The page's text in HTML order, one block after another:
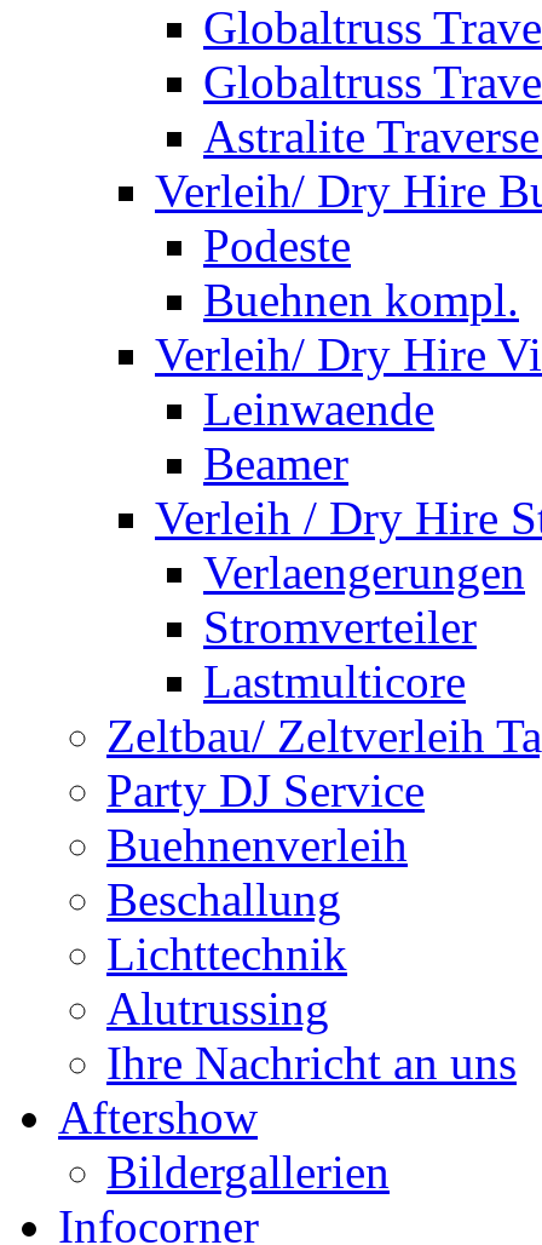
Globaltruss
Globaltruss
Astralite
Verleih/ Dry Hire
Podeste
Buehnen kompl.
Verleih/ Dry Hire
Leinwaende
Beamer
Verleih / Dry Hire
Verlaengerungen
Stromverteiler
Lastmulticore
Zeltbau/ Zeltverleih
Party DJ Service
Buehnenverleih
Beschallung
Lichttechnik
Alutrussing
Ihre Nachricht an uns
Aftershow
Bildergallerien
Infocorner